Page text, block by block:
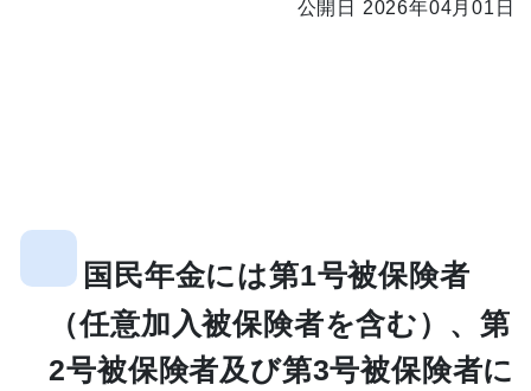
公開日 2026年04月01日
国民年金には第1号被保険者
（任意加入被保険者を含む）、第
2号被保険者及び第3号被保険者に